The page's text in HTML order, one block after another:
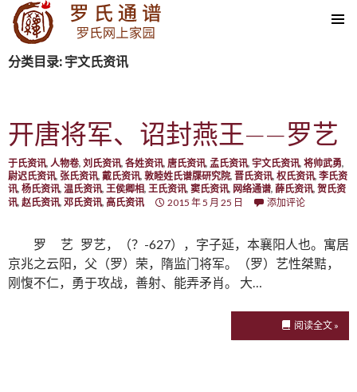
SKIP TO CONTENT
分类目录: 宇文氏资讯
开唐将军、诏封燕王——罗艺
于氏资讯, 人物卷, 刘氏资讯, 各姓资讯, 唐氏资讯, 孟氏资讯, 宇文氏资讯, 将帅武勇,
尉迟氏资讯, 张氏资讯, 戴氏资讯, 敦睦姓氏谱牒研究院, 晋氏资讯, 权氏资讯, 李氏资
讯, 杨氏资讯, 温氏资讯, 王侯卿相, 王氏资讯, 窦氏资讯, 网络通谱, 薛氏资讯, 贺氏资
讯, 赵氏资讯, 邓氏资讯, 高氏资讯 2015 年 5 月 25 日 添加评论
罗 艺 罗艺，（？-627），字子延，本襄阳人也。寓居
京兆之云阳，父（罗）荣，隋监门将军。（罗）艺性桀黠，
刚愎不仁，勇于攻战，善射、能弄矛肖。 大…
阅读全文 »